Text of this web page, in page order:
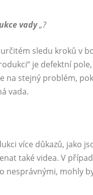
vady„?
sledu kroků v
je defektní
na stejný problém,
vada.
více důkazů, jako
také videa. V
nesprávnými, mohly